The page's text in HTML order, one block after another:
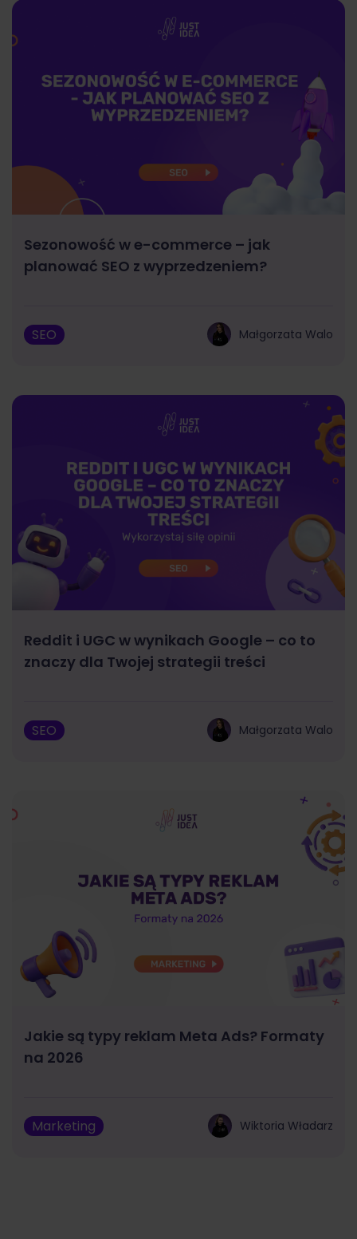
Sezonowość w e-commerce – jak
planować SEO z wyprzedzeniem?
SEO Małgorzata Walo
Reddit i UGC w wynikach Google – co to
znaczy dla Twojej strategii treści
SEO Małgorzata Walo
Jakie są typy reklam Meta Ads? Formaty
na 2026
Marketing Wiktoria Władarz